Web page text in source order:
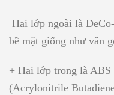
Hai lớp ngoài là
bề mặt giống như vân
+ Hai lớp trong là ABS
(Acrylonitrile